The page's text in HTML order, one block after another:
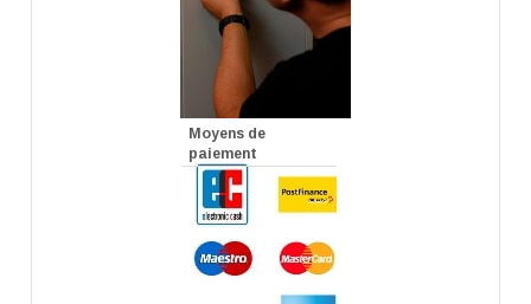
Moyens de
paiement